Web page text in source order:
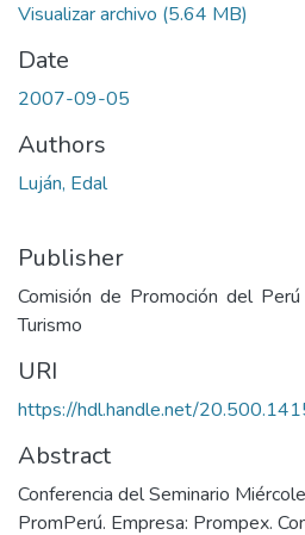
Visualizar archivo (5.64 MB)
Date
2007-09-05
Authors
Luján, Edal
Publisher
Comisión de Promoción del
Turismo
URI
https://hdl.handle.net/
Abstract
Conferencia del Seminario
PromPerú. Empresa: Prompex.